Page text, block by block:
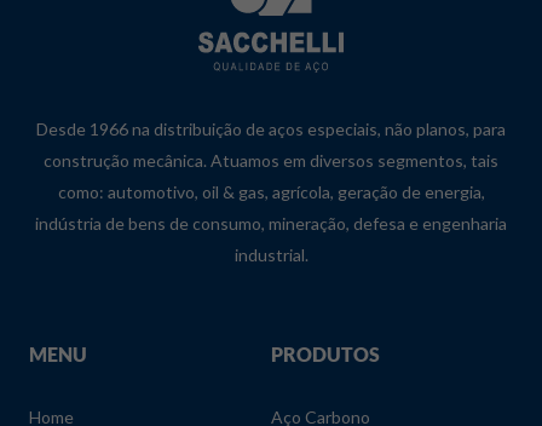
Desde 1966 na distribuição de aços especiais, não planos, para
construção mecânica. Atuamos em diversos segmentos, tais
como: automotivo, oil & gas, agrícola, geração de energia,
indústria de bens de consumo, mineração, defesa e engenharia
industrial.
MENU
Home
PRODUTOS
Aço Carbono